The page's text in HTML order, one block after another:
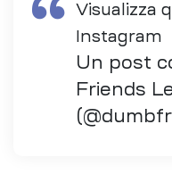
Visualizza
Instagram
Un post
Friends